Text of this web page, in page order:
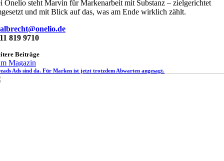
Onelio steht Marvin für Markenarbeit mit Substanz – zielgerichtet
und mit Blick auf das, was am Ende wirklich zählt.
819 9710
Beiträge
Magazin
Ads sind da. Für Marken ist jetzt trotzdem Abwarten angesagt.